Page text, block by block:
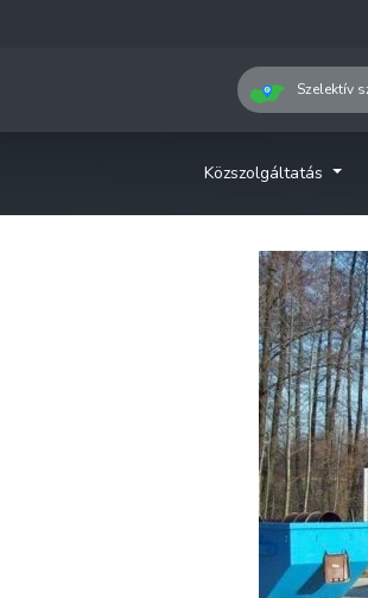
Szelektív
Közszolgáltatás